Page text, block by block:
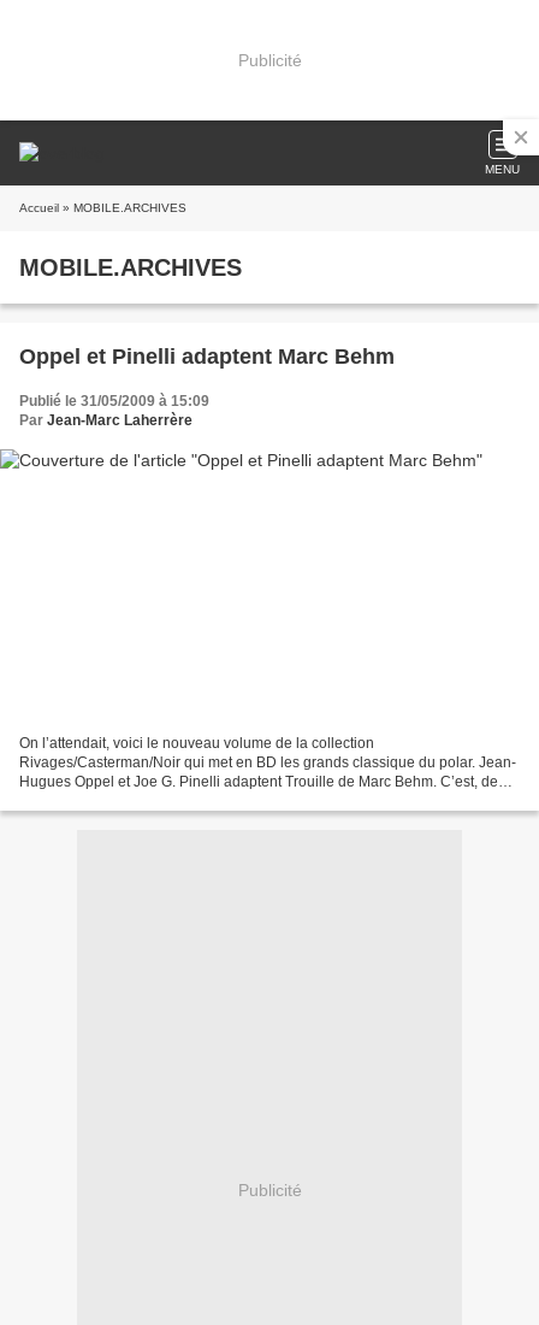
Publicité
MENU
Accueil » MOBILE.ARCHIVES
MOBILE.ARCHIVES
Oppel et Pinelli adaptent Marc Behm
Publié le 31/05/2009 à 15:09
Par Jean-Marc Laherrère
On l’attendait, voici le nouveau volume de la collection
Rivages/Casterman/Noir qui met en BD les grands classique du polar. Jean-
Hugues Oppel et Joe G. Pinelli adaptent Trouille de Marc Behm. C’est, de
Publicité